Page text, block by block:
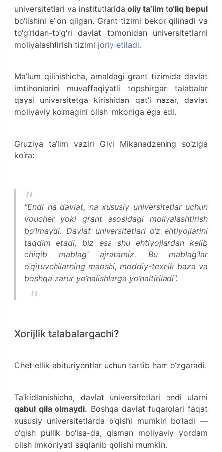
universitetlari va institutlarida oliy ta’lim to‘liq bepul
bo‘lishini e’lon qilgan. Grant tizimi bekor qilinadi va
to‘g‘ridan-to‘g‘ri davlat tomonidan universitetlarni
moliyalashtirish tizimi joriy etiladi.
Ma’lum qilinishicha, amaldagi grant tizimida davlat
imtihonlarini muvaffaqiyatli topshirgan talabalar
qaysi universitetga kirishidan qat’i nazar, davlat
moliyaviy ko‘magini olish imkoniga ega edi.
Gruziya ta’lim vaziri Givi Mikanadzening so‘ziga
ko‘ra:
“Endi na davlat, na xususiy universitetlar uchun
voucher yoki grant asosidagi moliyalashtirish
bo‘lmaydi. Davlat universitetlari o‘z ehtiyojlarini
taqdim etadi, biz esa shu ehtiyojlardan kelib
chiqib mablag‘ ajratamiz. Bu mablag‘lar
o‘qituvchilarning maoshi, moddiy-texnik baza va
boshqa zarur yo‘nalishlarga yo‘naltiriladi”.
Xorijlik talabalargachi?
Chet ellik abituriyentlar uchun tartib ham o‘zgaradi.
Ta’kidlanishicha, davlat universitetlari endi ularni
qabul qila olmaydi. Boshqa davlat fuqarolari faqat
xususiy universitetlarda o‘qishi mumkin bo‘ladi —
o‘qish pullik bo‘lsa-da, qisman moliyaviy yordam
olish imkoniyati saqlanib qolishi mumkin.